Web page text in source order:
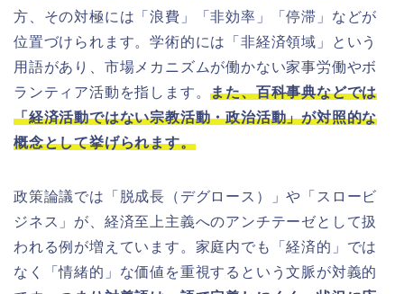
方、その対極には「浪費」「非効率」「停滞」などが
位置づけられます。学術的には「非経済領域」という
用語があり、市場メカニズムが働かない家事労働やボ
ランティア活動を指します。また、百科事典などでは
「経済活動ではない宗教活動・政治活動」が対照的な
概念として挙げられます。
政策論議では「脱成長（デグロース）」や「スロービ
ジネス」が、経済至上主義へのアンチテーゼとして扱
われる例が増えています。家庭内でも「経済的」では
なく「情緒的」な価値を重視するという文脈が対義的